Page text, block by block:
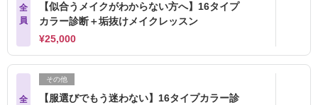
全
員
【似合うメイクがわからない方へ】16タイプ
カラー診断＋垢抜けメイクレッスン
¥25,000
全
その他
【服選びでもう迷わない】16タイプカラー診